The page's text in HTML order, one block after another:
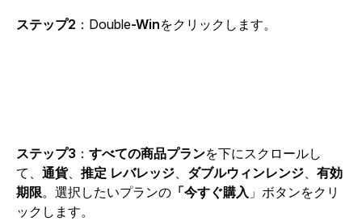
ステップ2 ：Double-Winをクリックします。
ステップ3 ： すべての商品プランを下にスクロールし
て、 通貨、 推定 レバレッジ、 ダブルウィンレンジ、 有効
期限。選択 したいプランの 「今すぐ購入 」ボタンをクリ
ックします。